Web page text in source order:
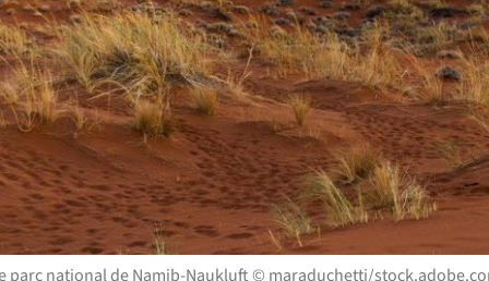
parc national de Namib-Naukluft © maraduchetti/